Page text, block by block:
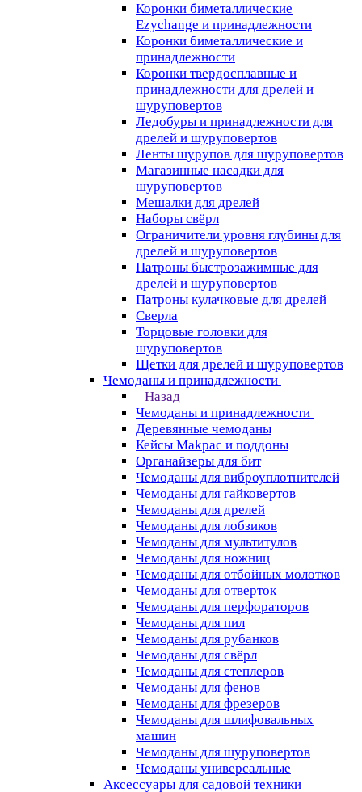
Коронки биметаллические
Ezychange и принадлежности
Коронки биметаллические и
принадлежности
Коронки твердосплавные и
принадлежности для дрелей и
шуруповертов
Ледобуры и принадлежности для
дрелей и шуруповертов
Ленты шурупов для шуруповертов
Магазинные насадки для
шуруповертов
Мешалки для дрелей
Наборы свёрл
Ограничители уровня глубины для
дрелей и шуруповертов
Патроны быстрозажимные для
дрелей и шуруповертов
Патроны кулачковые для дрелей
Сверла
Торцовые головки для
шуруповертов
Щетки для дрелей и шуруповертов
Чемоданы и принадлежности
Назад
Чемоданы и принадлежности
Деревянные чемоданы
Кейсы Makpac и поддоны
Органайзеры для бит
Чемоданы для виброуплотнителей
Чемоданы для гайковертов
Чемоданы для дрелей
Чемоданы для лобзиков
Чемоданы для мультитулов
Чемоданы для ножниц
Чемоданы для отбойных молотков
Чемоданы для отверток
Чемоданы для перфораторов
Чемоданы для пил
Чемоданы для рубанков
Чемоданы для свёрл
Чемоданы для степлеров
Чемоданы для фенов
Чемоданы для фрезеров
Чемоданы для шлифовальных
машин
Чемоданы для шуруповертов
Чемоданы универсальные
Аксессуары для садовой техники